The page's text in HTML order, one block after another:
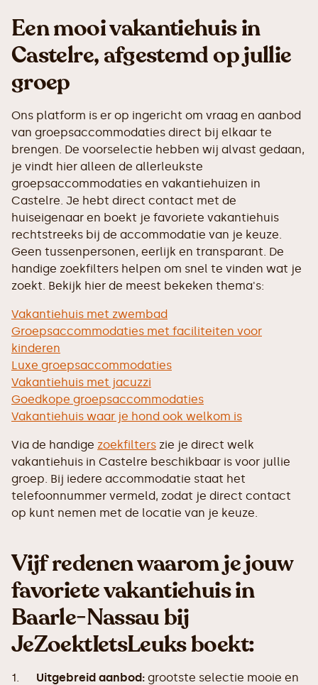
Een mooi vakantiehuis in
Castelre, afgestemd op jullie
groep
Ons platform is er op ingericht om vraag en aanbod
van groepsaccommodaties direct bij elkaar te
brengen. De voorselectie hebben wij alvast gedaan,
je vindt hier alleen de allerleukste
groepsaccommodaties en vakantiehuizen in
Castelre. Je hebt direct contact met de
huiseigenaar en boekt je favoriete vakantiehuis
rechtstreeks bij de accommodatie van je keuze.
Geen tussenpersonen, eerlijk en transparant. De
handige zoekfilters helpen om snel te vinden wat je
zoekt. Bekijk hier de meest bekeken thema's:
Vakantiehuis met zwembad
Groepsaccommodaties met faciliteiten voor
kinderen
Luxe groepsaccommodaties
Vakantiehuis met jacuzzi
Goedkope groepsaccommodaties
Vakantiehuis waar je hond ook welkom is
Via de handige zoekfilters zie je direct welk
vakantiehuis in Castelre beschikbaar is voor jullie
groep. Bij iedere accommodatie staat het
telefoonnummer vermeld, zodat je direct contact
op kunt nemen met de locatie van je keuze.
Vijf redenen waarom je jouw
favoriete vakantiehuis in
Baarle-Nassau bij
JeZoektIetsLeuks boekt:
1. Uitgebreid aanbod: grootste selectie mooie en